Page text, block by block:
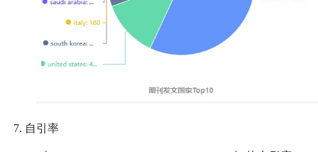
7. 自引率